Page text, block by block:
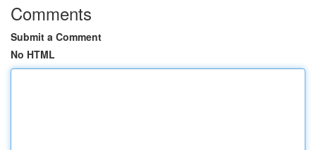
Comments
Submit a Comment
No HTML